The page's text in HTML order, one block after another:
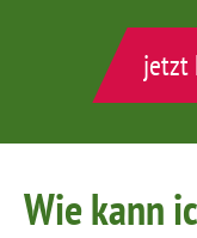
jetzt
Wie kann